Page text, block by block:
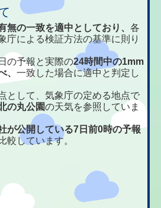
無の一致を適中としており、各
庁による検証方法の基準に則り
の予報と実際の24時間中の1mm
、一致した場合に適中と判定し
として、気象庁の定める地点で
の丸公園の天気を参照していま
が公開している7日前0時の予報
較しています。